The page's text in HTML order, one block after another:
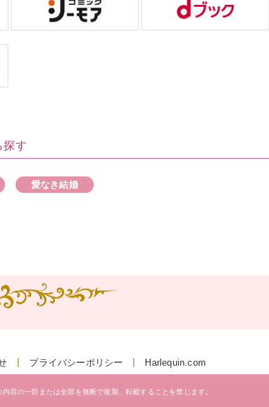
探す
愛なき結婚
プライバシーポリシー Harlequin.com
容の一部または全部を無断で複製、 転載することを禁じます。